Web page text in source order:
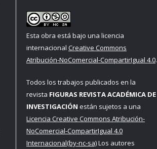
Esta obra está bajo una licencia
internacionalCreative Commons
Atribución-NoComercial-CompartirIgual 4.0.
Todos los trabajos publicados en la
revista FIGURAS REVISTA ACADÉMICA DE
INVESTIGACIÓN están sujetos a una
Licencia Creative Commons Atribución-
NoComercial-CompartirIgual 4.0
Internacional(by-nc-sa)Los autores